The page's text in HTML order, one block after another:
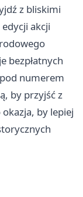
z bliskimi
akcji
bezpłatnych
numerem
by przyjść z
by lepiej